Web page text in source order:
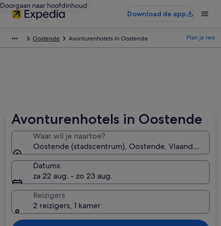
Doorgaan naar hoofdinhoud
Download de app
Oostende Avonturenhotels in Oostende Plan je reis
Avonturenhotels in Oostende
Waar wil je naartoe?
Oostende (stadscentrum), Oostende, Vlaanderen,
Datums
za 22 aug. - zo 23 aug.
Reizigers
2 reizigers, 1 kamer